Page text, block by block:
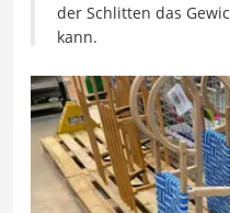
der Schlitten das
kann.